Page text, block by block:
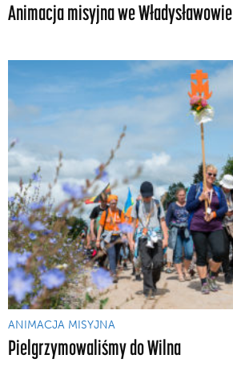
Animacja misyjna we Władysławowie
ANIMACJA MISYJNA
Pielgrzymowaliśmy do Wilna